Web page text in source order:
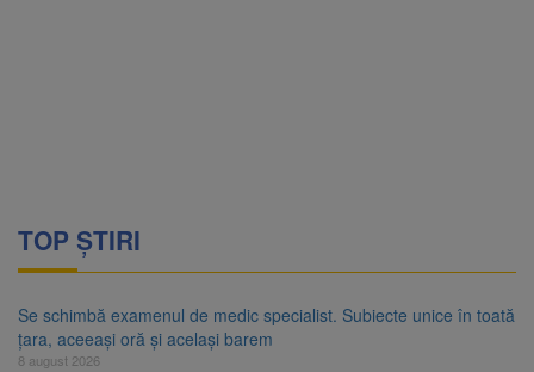
TOP ȘTIRI
Se schimbă examenul de medic specialist. Subiecte unice în toată
țara, aceeași oră și același barem
8 august 2026